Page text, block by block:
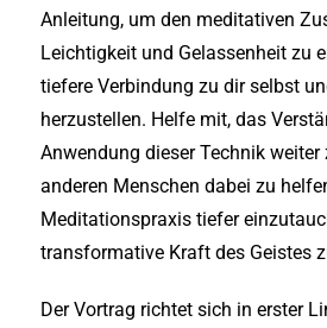
Anleitung, um den meditativen
Leichtigkeit und Gelassenheit zu
tiefere Verbindung zu dir selbst
herzustellen. Helfe mit, das
Anwendung dieser Technik weiter
anderen Menschen dabei zu
Meditationspraxis tiefer
transformative Kraft des Geistes
Der Vortrag richtet sich in erster